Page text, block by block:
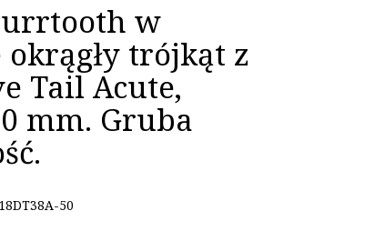
w
okrągły trójkąt z
Tail Acute,
mm. Gruba
50